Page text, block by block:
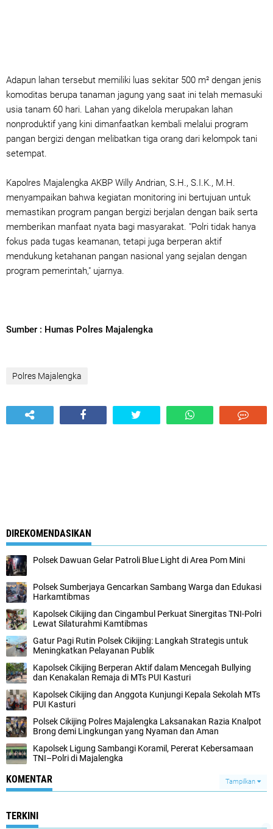
Adapun lahan tersebut memiliki luas sekitar 500 m² dengan jenis
komoditas berupa tanaman jagung yang saat ini telah memasuki
usia tanam 60 hari. Lahan yang dikelola merupakan lahan
nonproduktif yang kini dimanfaatkan kembali melalui program
pangan bergizi dengan melibatkan tiga orang dari kelompok tani
setempat.
Kapolres Majalengka AKBP Willy Andrian, S.H., S.I.K., M.H.
menyampaikan bahwa kegiatan monitoring ini bertujuan untuk
memastikan program pangan bergizi berjalan dengan baik serta
memberikan manfaat nyata bagi masyarakat. "Polri tidak hanya
fokus pada tugas keamanan, tetapi juga berperan aktif
mendukung ketahanan pangan nasional yang sejalan dengan
program pemerintah," ujarnya.
Sumber : Humas Polres Majalengka
Polres Majalengka
DIREKOMENDASIKAN
Polsek Dawuan Gelar Patroli Blue Light di Area Pom Mini
Polsek Sumberjaya Gencarkan Sambang Warga dan Edukasi
Harkamtibmas
Kapolsek Cikijing dan Cingambul Perkuat Sinergitas TNI-Polri
Lewat Silaturahmi Kamtibmas
Gatur Pagi Rutin Polsek Cikijing: Langkah Strategis untuk
Meningkatkan Pelayanan Publik
Kapolsek Cikijing Berperan Aktif dalam Mencegah Bullying
dan Kenakalan Remaja di MTs PUI Kasturi
Kapolsek Cikijing dan Anggota Kunjungi Kepala Sekolah MTs
PUI Kasturi
Polsek Cikijing Polres Majalengka Laksanakan Razia Knalpot
Brong demi Lingkungan yang Nyaman dan Aman
Kapolsek Ligung Sambangi Koramil, Pererat Kebersamaan
TNI–Polri di Majalengka
KOMENTAR Tampilkan
TERKINI